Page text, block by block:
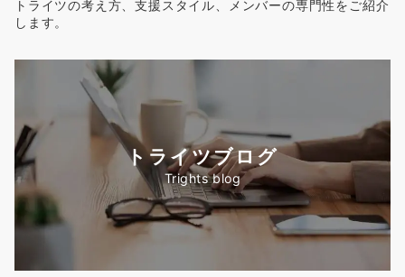
トライツの考え方、支援スタイル、メンバーの専門性をご紹介
します。
トライツブログ
Trights blog